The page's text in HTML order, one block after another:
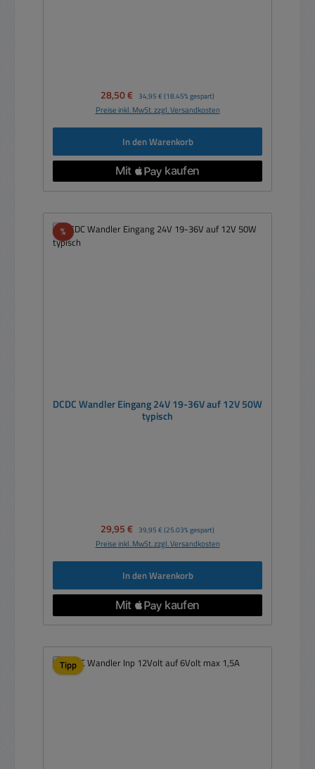
Verkaufspreis:
28,50 € Regulärer Preis:
34,95 € (18.45% gespart)
Preise inkl. MwSt. zzgl. Versandkosten
In den Warenkorb
%Rabatt
DCDC Wandler Eingang 24V 19-36V auf 12V 50W
typisch
Verkaufspreis:
29,95 € Regulärer Preis:
39,95 € (25.03% gespart)
Preise inkl. MwSt. zzgl. Versandkosten
In den Warenkorb
Tipp